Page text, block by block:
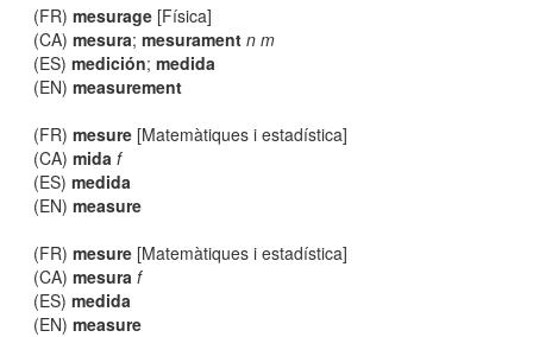
(FR)mesurage [Física]
(CA)mesura;mesurament n m
(ES)medición;medida
(EN)measurement
(FR)mesure [Matemàtiques i estadística]
(CA)mida f
(ES)medida
(EN)measure
(FR)mesure [Matemàtiques i estadística]
(CA)mesura f
(ES)medida
(EN)measure